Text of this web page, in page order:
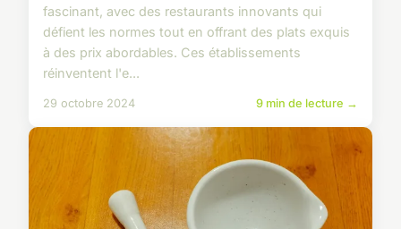
fascinant, avec des restaurants innovants qui
défient les normes tout en offrant des plats exquis
à des prix abordables. Ces établissements
réinventent l'e...
29 octobre 2024 9 min de lecture →